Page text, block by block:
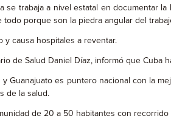
se trabaja a nivel estatal en
porque son la piedra angular del
y causa hospitales a reventar.
de Salud Daniel Díaz, informó que Cuba
Guanajuato es puntero nacional con la
de la salud.
de 20 a 50 habitantes con